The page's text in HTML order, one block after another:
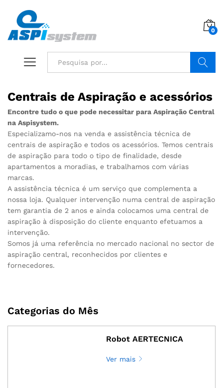
0
Centrais de Aspiração e acessórios
Encontre tudo o que pode necessitar para Aspiração Central
na Aspisystem.
Especializamo-nos na venda e assistência técnica de
centrais de aspiração e todos os acessórios. Temos centrais
de aspiração para todo o tipo de finalidade, desde
apartamentos a moradias, e trabalhamos com várias
marcas.
A assistência técnica é um serviço que complementa a
nossa loja. Qualquer intervenção numa central de aspiração
tem garantia de 2 anos e ainda colocamos uma central de
aspiração à disposição do cliente enquanto efetuamos a
intervenção.
Somos já uma referência no mercado nacional no sector de
aspiração central, reconhecidos por clientes e
fornecedores.
Categorias do Mês
Robot AERTECNICA
Ver mais